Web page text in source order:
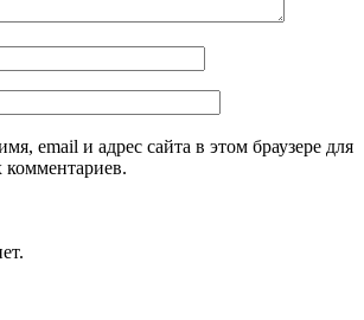
email и адрес сайта в этом браузере для